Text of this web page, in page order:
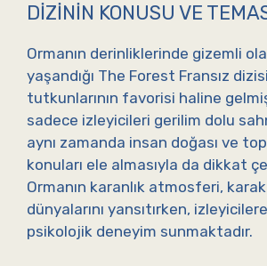
DIZININ KONUSU VE
Ormanın derinliklerinde gizemli
yaşandığı The Forest Fransız
tutkunlarının favorisi haline
sadece izleyicileri gerilim dolu
aynı zamanda insan doğası ve
konuları ele almasıyla da dikkat
Ormanın karanlık atmosferi,
dünyalarını yansıtırken,
psikolojik deneyim sunmaktadır.